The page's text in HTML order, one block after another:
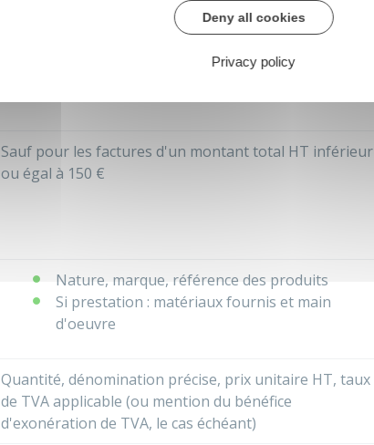
particulier) et adresse de facturation (si
différente de celle du client)
Sauf pour les factures d'un montant total HT inférieur
ou égal à 150 €
Nature, marque, référence des produits
Si prestation : matériaux fournis et main
d'oeuvre
Quantité, dénomination précise, prix unitaire HT, taux
de TVA applicable (ou mention du bénéfice
d'exonération de TVA, le cas échéant)
Deny all cookies
Privacy policy